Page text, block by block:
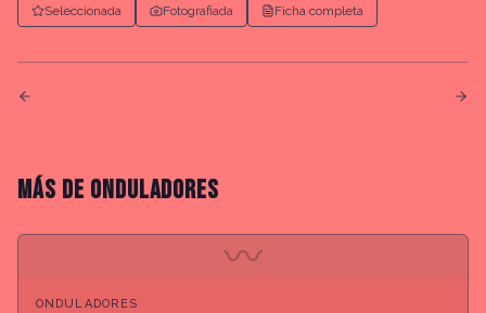
Seleccionada Fotografiada Ficha completa
MÁS DE ONDULADORES
〰
ONDULADORES